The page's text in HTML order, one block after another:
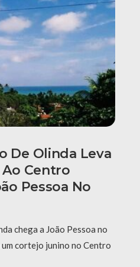
De Olinda Leva
Centro
Pessoa No
chega a João Pessoa no
cortejo junino no Centro